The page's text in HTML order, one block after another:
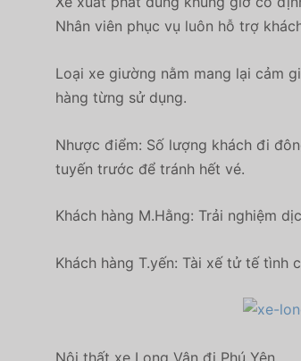
Nhân viên phục vụ luôn hỗ trợ
Loại xe giường nằm mang lại cảm
hàng từng sử dụng.
Nhược điểm: Số lượng khách đi
tuyến trước để tránh hết vé.
Khách hàng M.Hằng: Trải nghiệm
Khách hàng T.yến: Tài xế tử tế tình